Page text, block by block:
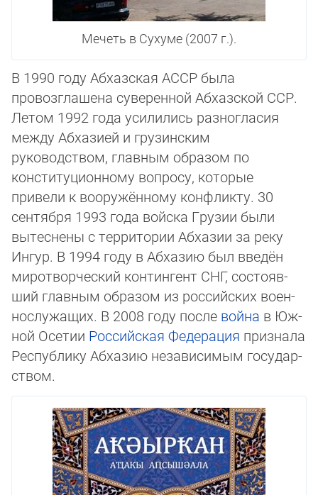
Мечеть в Сухуме (2007 г.).
В 1990 году Абхазская АССР была
провозглашена суверенной Абхазской ССР.
Летом 1992 года усилились разногласия
меж­ду Абхазией и грузинским
руководством, глав­ным образом по
конституционному вопросу, которые
привели к во­ору­жён­ному кон­флик­ту. 30
сентября 1993 года войска Грузии были
вытеснены с территории Аб­ха­зии за ре­ку
Ингур. В 1994 году в Аб­ха­зию был введён
миротворческий контингент СНГ, сос­то­яв­
ший главным образом из российских воен­
но­слу­жащих. В 2008 году после война в Юж­
ной Осе­тии Российская Федерация признала
Республику Абхазию независи­мым го­су­дар­
ст­вом.